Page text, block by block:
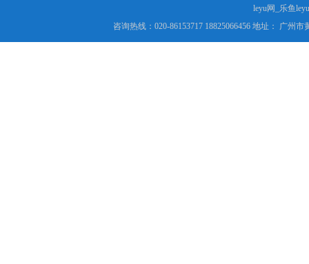
leyu网_乐鱼
咨询热线：020-86153717 18825066456 地址： 广州